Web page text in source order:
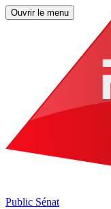
Ouvrir le menu
Public Sénat